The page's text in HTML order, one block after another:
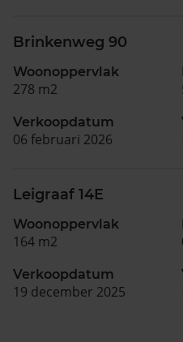
Brinkenweg 90
Woonoppervlak
278 m2
Verkoopdatum
06 februari 2026
Leigraaf 14E
Woonoppervlak
164 m2
Verkoopdatum
19 december 2025